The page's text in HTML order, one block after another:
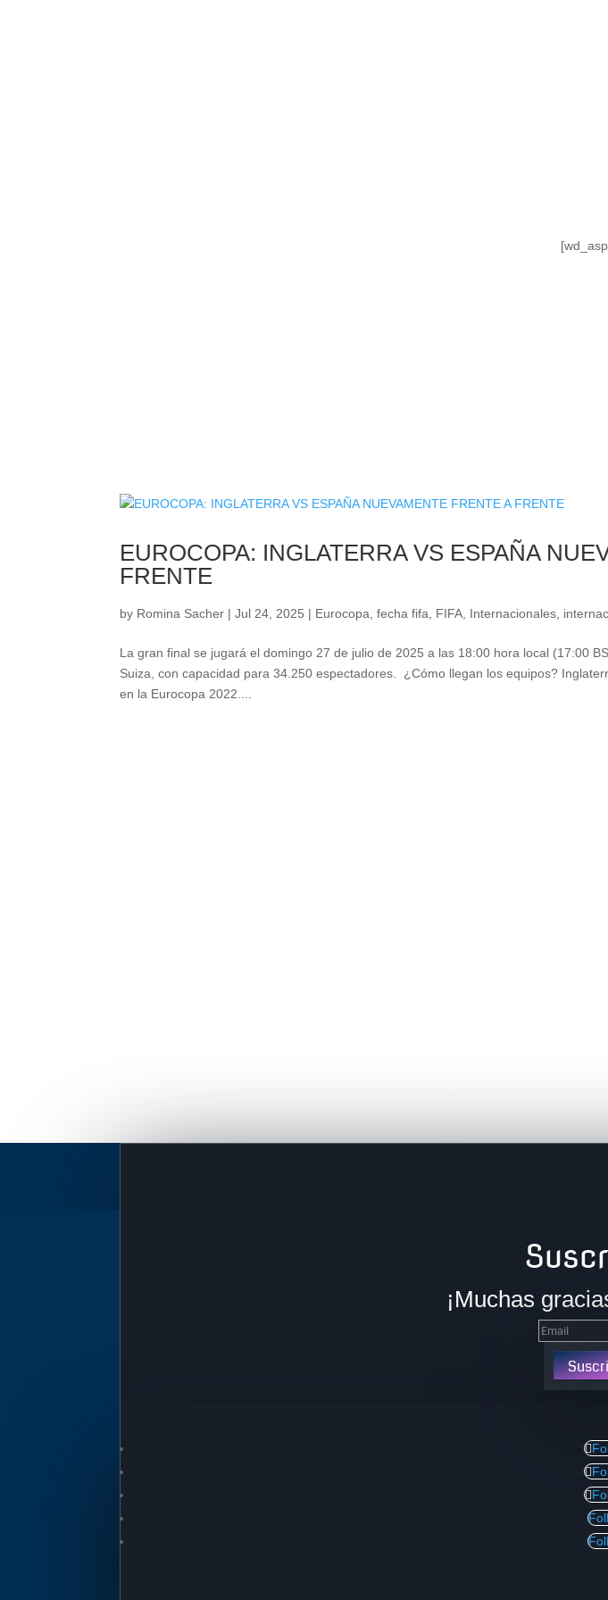
EUROCOPA: INGLATERRA VS ESPAÑA
FRENTE
by Romina Sacher |Jul 24, 2025 | Eurocopa ,fecha fifa FIFA Internacionales
La gran final se jugará el domingo 27 de julio de 2025 a las 18:00 hora local (17:00
Suiza, con capacidad para 34.250 espectadores. ¿Cómo llegan los equipos?
en la Eurocopa 2022....
¡Muchas